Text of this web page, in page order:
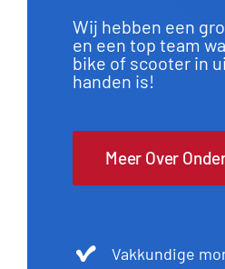
Wij hebben een
en een top team
bike of scooter in
handen is!
Meer Over
Vakkundige